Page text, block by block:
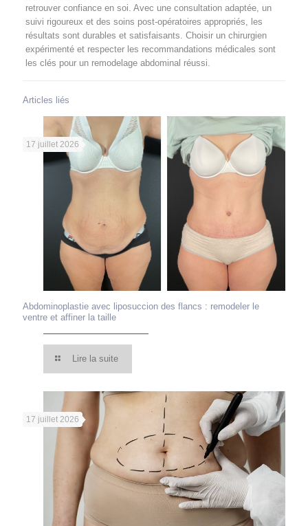
retrouver confiance en soi. Avec une consultation adaptée, un
suivi rigoureux et des soins post-opératoires appropriés, les
résultats sont durables et satisfaisants. Choisir un chirurgien
expérimenté et respecter les recommandations médicales sont
les clés pour un remodelage abdominal réussi.
Articles liés
17 juillet 2026
Abdominoplastie avec liposuccion des flancs : remodeler le
ventre et affiner la taille
Lire la suite
17 juillet 2026